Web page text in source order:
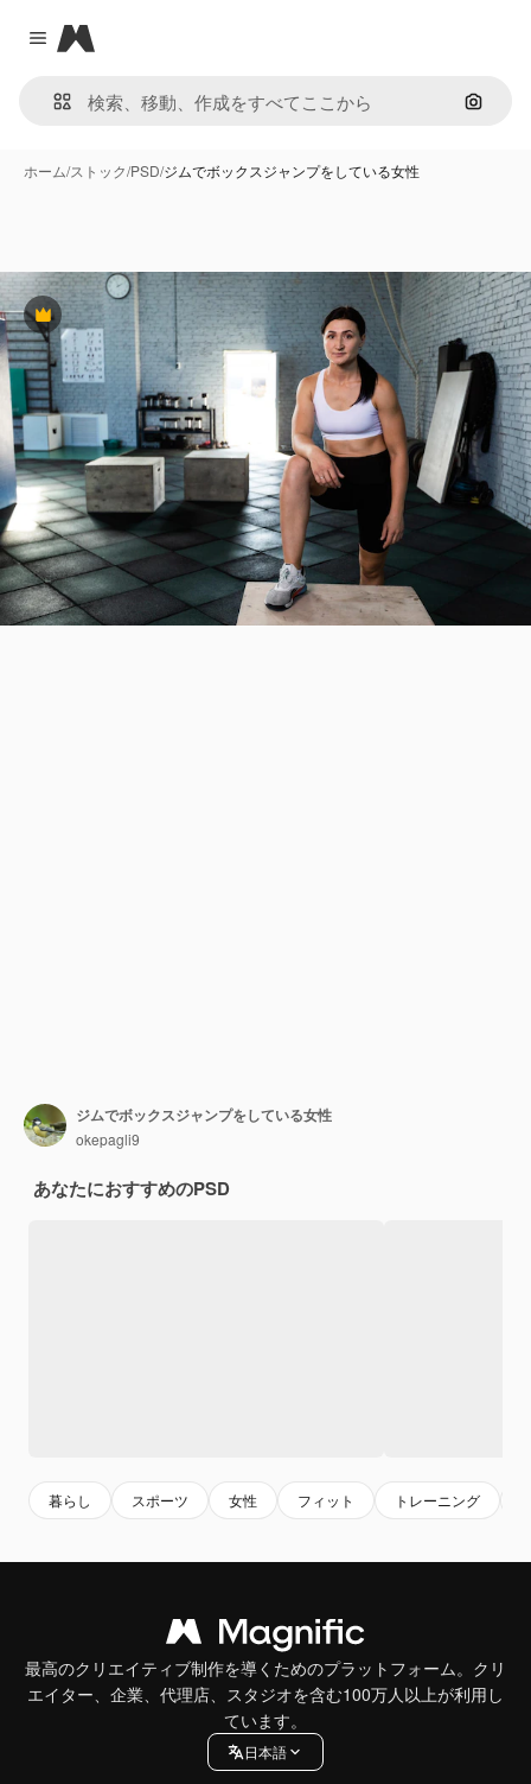
Close menu
Magnific
画像で
ホーム/ストック/PSD/ジムでボックスジャンプをしている女性
Premium
ジムでボックスジャンプをしている女性
okepagli9
あなたにおすすめのPSD
暮らし スポーツ 女性 フィット トレーニング
最高のクリエイティブ制作を導くためのプラットフォーム。クリ
エイター、企業、代理店、スタジオを含む100万人以上が利用し
ています。
日本語